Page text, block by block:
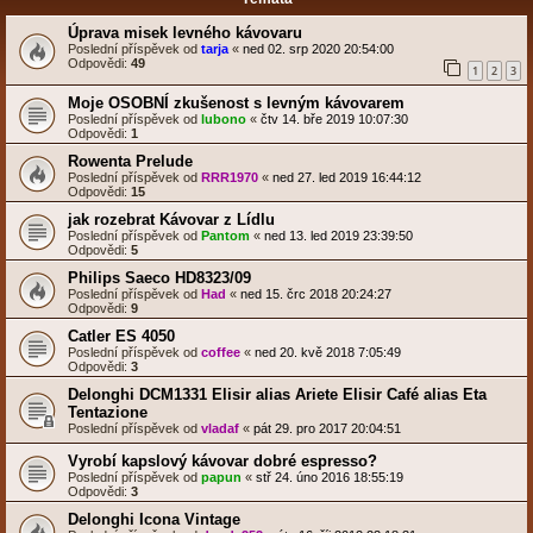
Úprava misek levného kávovaru
Poslední příspěvek od tarja « ned 02. srp 2020 20:54:00
Odpovědi: 49 1 2 3
Moje OSOBNÍ zkušenost s levným kávovarem
Poslední příspěvek od lubono « čtv 14. bře 2019 10:07:30
Odpovědi: 1
Rowenta Prelude
Poslední příspěvek od RRR1970 « ned 27. led 2019 16:44:12
Odpovědi: 15
jak rozebrat Kávovar z Lídlu
Poslední příspěvek od Pantom « ned 13. led 2019 23:39:50
Odpovědi: 5
Philips Saeco HD8323/09
Poslední příspěvek od Had « ned 15. črc 2018 20:24:27
Odpovědi: 9
Catler ES 4050
Poslední příspěvek od coffee « ned 20. kvě 2018 7:05:49
Odpovědi: 3
Delonghi DCM1331 Elisir alias Ariete Elisir Café alias Eta
Tentazione
Poslední příspěvek od vladaf « pát 29. pro 2017 20:04:51
Vyrobí kapslový kávovar dobré espresso?
Poslední příspěvek od papun « stř 24. úno 2016 18:55:19
Odpovědi: 3
Delonghi Icona Vintage